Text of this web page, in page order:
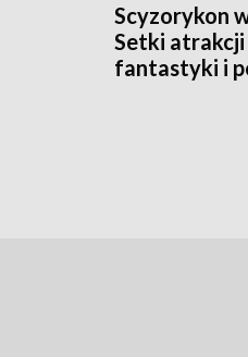
Scyzorykon
Setki
fantastyki i